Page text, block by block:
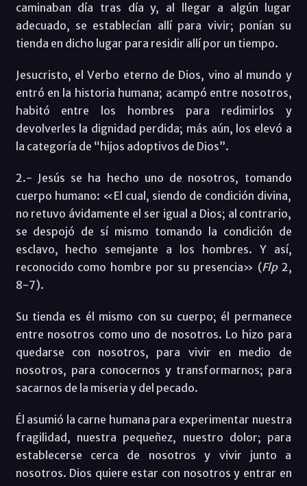
caminaban día tras día y, al llegar a algún lugar
adecuado, se establecían allí para vivir; ponían su
tienda en dicho lugar para residir allí por un tiempo.
Jesucristo, el Verbo eterno de Dios, vino al mundo y
entró en la historia humana; acampó entre nosotros,
habitó entre los hombres para redimirlos y
devolverles la dignidad perdida; más aún, los elevó a
la categoría de “hijos adoptivos de Dios”.
2.- Jesús se ha hecho uno de nosotros, tomando
cuerpo humano: «El cual, siendo de condición divina,
no retuvo ávidamente el ser igual a Dios; al contrario,
se despojó de sí mismo tomando la condición de
esclavo, hecho semejante a los hombres. Y así,
reconocido como hombre por su presencia» (Flp2,
8-7).
Su tienda es él mismo con su cuerpo; él permanece
entre nosotros como uno de nosotros. Lo hizo para
quedarse con nosotros, para vivir en medio de
nosotros, para conocernos y transformarnos; para
sacarnos de la miseria y del pecado.
Él asumió la carne humana para experimentar nuestra
fragilidad, nuestra pequeñez, nuestro dolor; para
establecerse cerca de nosotros y vivir junto a
nosotros. Dios quiere estar con nosotros y entrar en